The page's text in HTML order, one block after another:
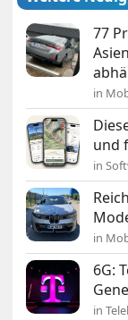
77
in
und
in
in
6G:
in